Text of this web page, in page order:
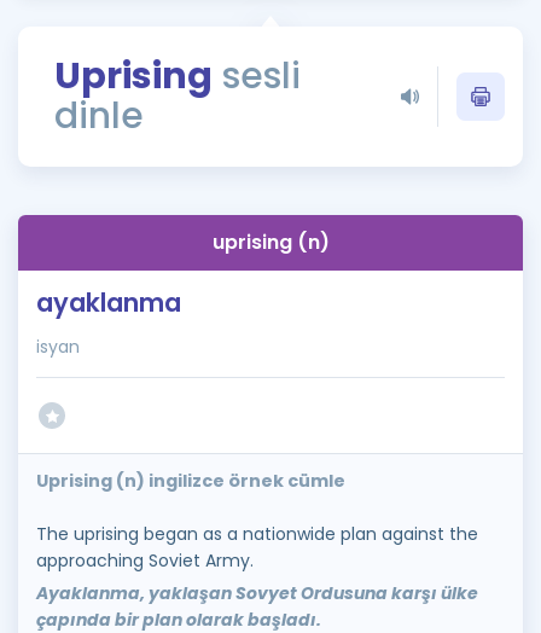
Rehberlik Aracı
ÖSYM Sınav Takvimi
İngilizce Gramer
Uprising sesli
dinle
uprising (n)
ayaklanma
isyan
Uprising (n) ingilizce örnek cümle
The uprising began as a nationwide plan against the
approaching Soviet Army.
Ayaklanma, yaklaşan Sovyet Ordusuna karşı ülke
çapında bir plan olarak başladı.